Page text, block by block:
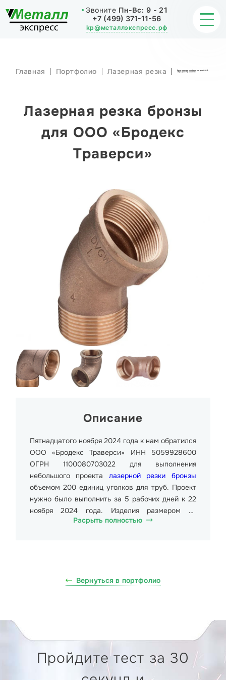
Звоните Пн-Вс: 9 - 21
+7 (499) 371-11-56
kp@металлэкспресс.рф
ОБРАБОТКА МЕТАЛЛА
ИЗДЕЛИЯ
НАШИ РАБОТЫ
Главная Портфолио Лазерная резка Лазерная резка бронзы для ООО
«Бродекс Траверси»
Лазерная резка бронзы
для ООО «Бродекс
Траверси»
Описание
Пятнадцатого ноября 2024 года к нам обратился
ООО «Бродекс Траверси» ИНН 5059928600
ОГРН 1100080703022 для выполнения
небольшого проекта лазерной резки бронзы
объемом 200 единиц уголков для труб. Проект
нужно было выполнить за 5 рабочих дней к 22
ноября 2024 года. Изделия размером от
15х10х1,5 см до 17х11х1,5 см. Вес всех изделий
Требовалось оправить весь заказ в Тверь, ул.
непрерывно резать листы металла толщиной до
3-4 мм в режиме 24/7. Надежная защита
лазерной головы от столкновений дает
возможность резки неровного материала.
Расрыть полностью
Вернуться в портфолио
Пройдите тест за 30